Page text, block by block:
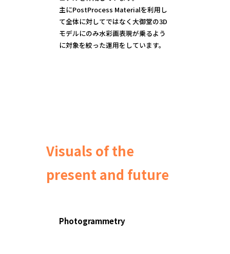
主にPostProcess Materialを利用し
て全体に対してではなく大御堂の3D
モデルにのみ水彩画表現が乗るよう
に対象を絞った運用をしています。
Visuals of the
present and future
Photogrammetry